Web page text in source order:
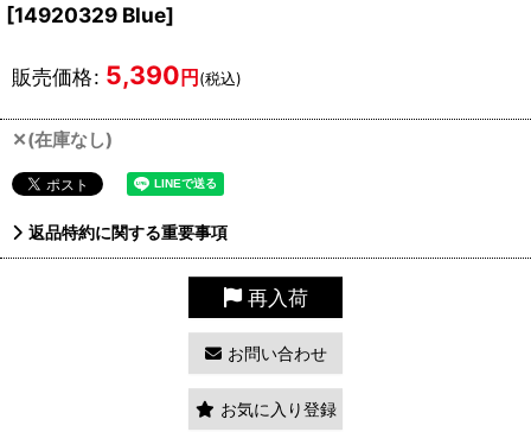
[14920329 Blue]
販売価格: 5,390円(税込)
✕(在庫なし)
返品特約に関する重要事項
再入荷
お問い合わせ
お気に入り登録